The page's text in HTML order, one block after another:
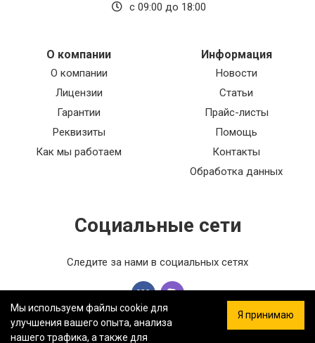
с 09:00 до 18:00
О компании
О компании
Лицензии
Гарантии
Реквизиты
Как мы работаем
Информация
Новости
Статьи
Прайс-листы
Помощь
Контакты
Обработка данных
Социальные сети
Следите за нами в социальных сетях
Мы используем файлы cookie для
улучшения вашего опыта, анализа
нашего трафика, а также для
Я принимаю